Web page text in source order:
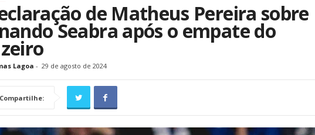
de Matheus Pereira sobre
Seabra após o empate do
Lagoa - 29 de agosto de 2024
Compartilhe: